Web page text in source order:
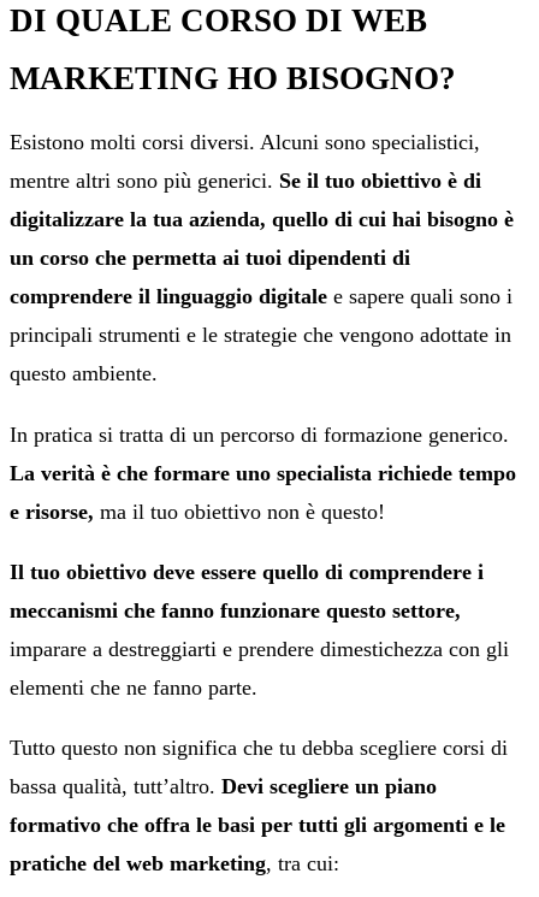
DI QUALE CORSO DI WEB
MARKETING HO BISOGNO?
Esistono molti corsi diversi. Alcuni sono specialistici,
mentre altri sono più generici. Se il tuo obiettivo è di
digitalizzare la tua azienda, quello di cui hai bisogno è
un corso che permetta ai tuoi dipendenti di
comprendere il linguaggio digitale e sapere quali sono i
principali strumenti e le strategie che vengono adottate in
questo ambiente.
In pratica si tratta di un percorso di formazione generico.
La verità è che formare uno specialista richiede tempo
e risorse, ma il tuo obiettivo non è questo!
Il tuo obiettivo deve essere quello di comprendere i
meccanismi che fanno funzionare questo settore,
imparare a destreggiarti e prendere dimestichezza con gli
elementi che ne fanno parte.
Tutto questo non significa che tu debba scegliere corsi di
bassa qualità, tutt’altro. Devi scegliere un piano
formativo che offra le basi per tutti gli argomenti e le
pratiche del web marketing, tra cui: